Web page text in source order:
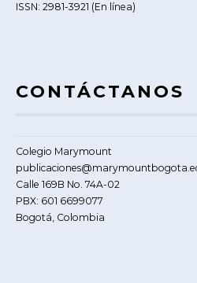
ISSN: 2981-3921 (En línea)
CONTÁCTANOS
Colegio Marymount
Calle 169B No. 74A-02
PBX: 601 6699077
Bogotá, Colombia